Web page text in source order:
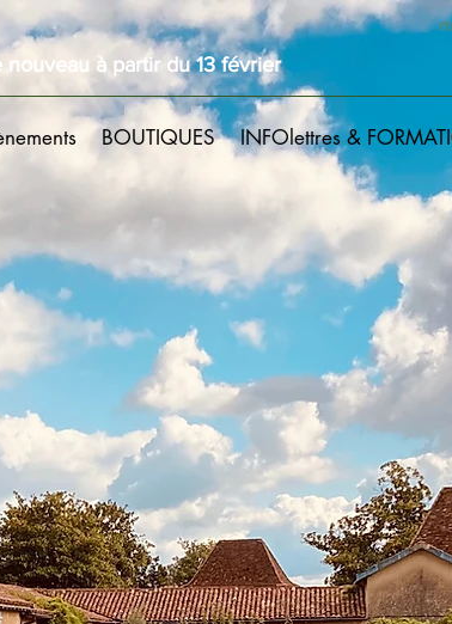
à partir du 13 février
BOUTIQUES INFOlettres &